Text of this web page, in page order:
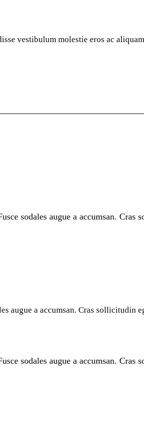
vestibulum molestie eros ac
sodales augue a accumsan. Cras
augue a accumsan. Cras sollicitudin
sodales augue a accumsan. Cras